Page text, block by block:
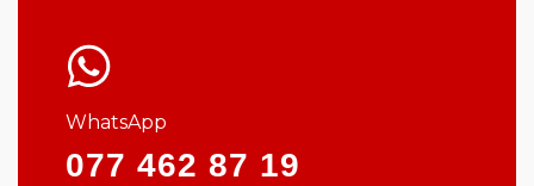
WhatsApp
077 462 87 19